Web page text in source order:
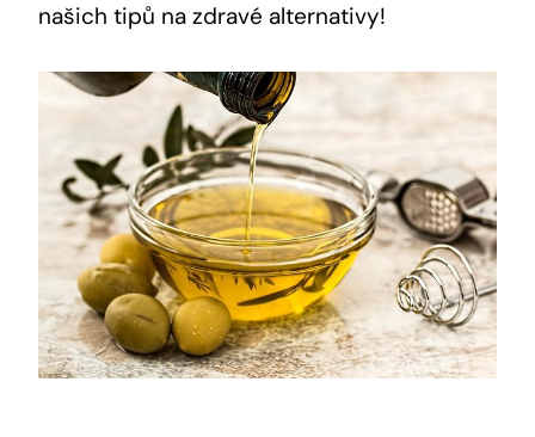
našich tipů ⁣na zdravé ​alternativy!